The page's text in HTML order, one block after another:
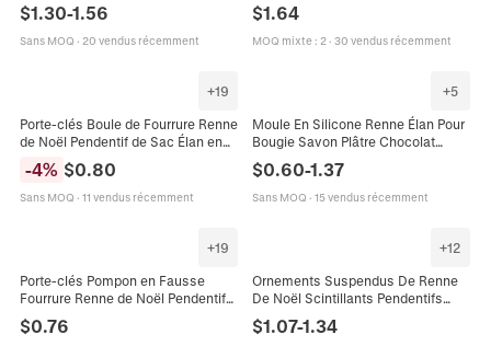
Lampe à Poser Décoration Maison
Fête
$1.30-1.56
Sans MOQ · 20 vendus récemment
Suspendu Décoration De Fête
$1.64
MOQ mixte: 2· 30 vendus récemment
+19
Porte-clés Boule de Fourrure Renne
de Noël Pendentif de Sac Élan en
Peluche Avec Imprimé Flocon de
Neige Paillettes Daim PU
-4% $0.80
Sans MOQ · 11 vendus récemment
+5
Moule En Silicone Renne Élan Pour
Bougie Savon Plâtre Chocolat
Fondant Décoration Noël DIY
$0.60-1.37
Sans MOQ · 15 vendus récemment
+19
Porte-clés Pompon en Fausse
Fourrure Renne de Noël Pendentif
de Sac Élan avec Bois Scintillants
Cadeau de Festival
$0.76
+12
Ornements Suspendus De Renne
De Noël Scintillants Pendentifs
Élan En PVC À Paillettes Pour Arbre
De Fête
$1.07-1.34